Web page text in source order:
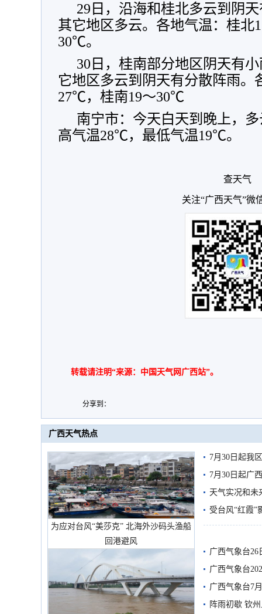
29日，沿海和桂北多云到阴
其它地区多云。各地气温：桂北
30℃。
30日，桂南部分地区阴天有
它地区多云到阴天有分散阵雨。
27℃，桂南19～30℃
南宁市：今天白天到晚上，
高气温28℃，最低气温19℃。
查天气
关注“广西天气”微
转载请注明“来源：中国天气网广西站”。
分享到：
广西天气热点
为应对台风“美莎克” 北海外沙码头渔船
回港避风
7月30日起我
7月30日起广
天气实况和未
受台风“红霞”
有较强降雨
广西气象台26
广西气象台
预警
广西气象台7
阵雨初歇 钦